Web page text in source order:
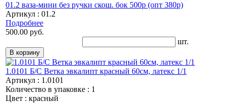
01.2 ваза-мини без ручки скош. бок 500р (опт 380р)
Артикул : 01.2
Подробнее
500.00 руб.
шт.
1.0101 Б/С Ветка эвкалипт красный 60см, латекс 1/1
Артикул : 1.0101
Количество в упаковке : 1
Цвет : красный